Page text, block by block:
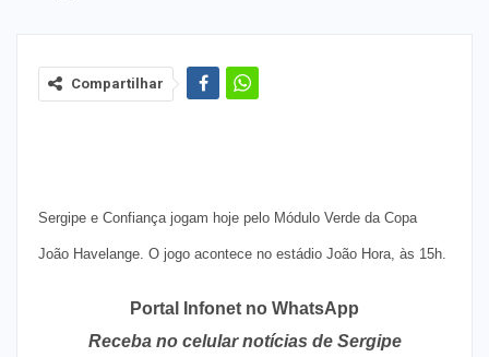
Compartilhar
Sergipe e Confiança jogam hoje pelo Módulo Verde da Copa
João Havelange. O jogo acontece no estádio João Hora, às 15h.
Portal Infonet no WhatsApp
Receba no celular notícias de Sergipe